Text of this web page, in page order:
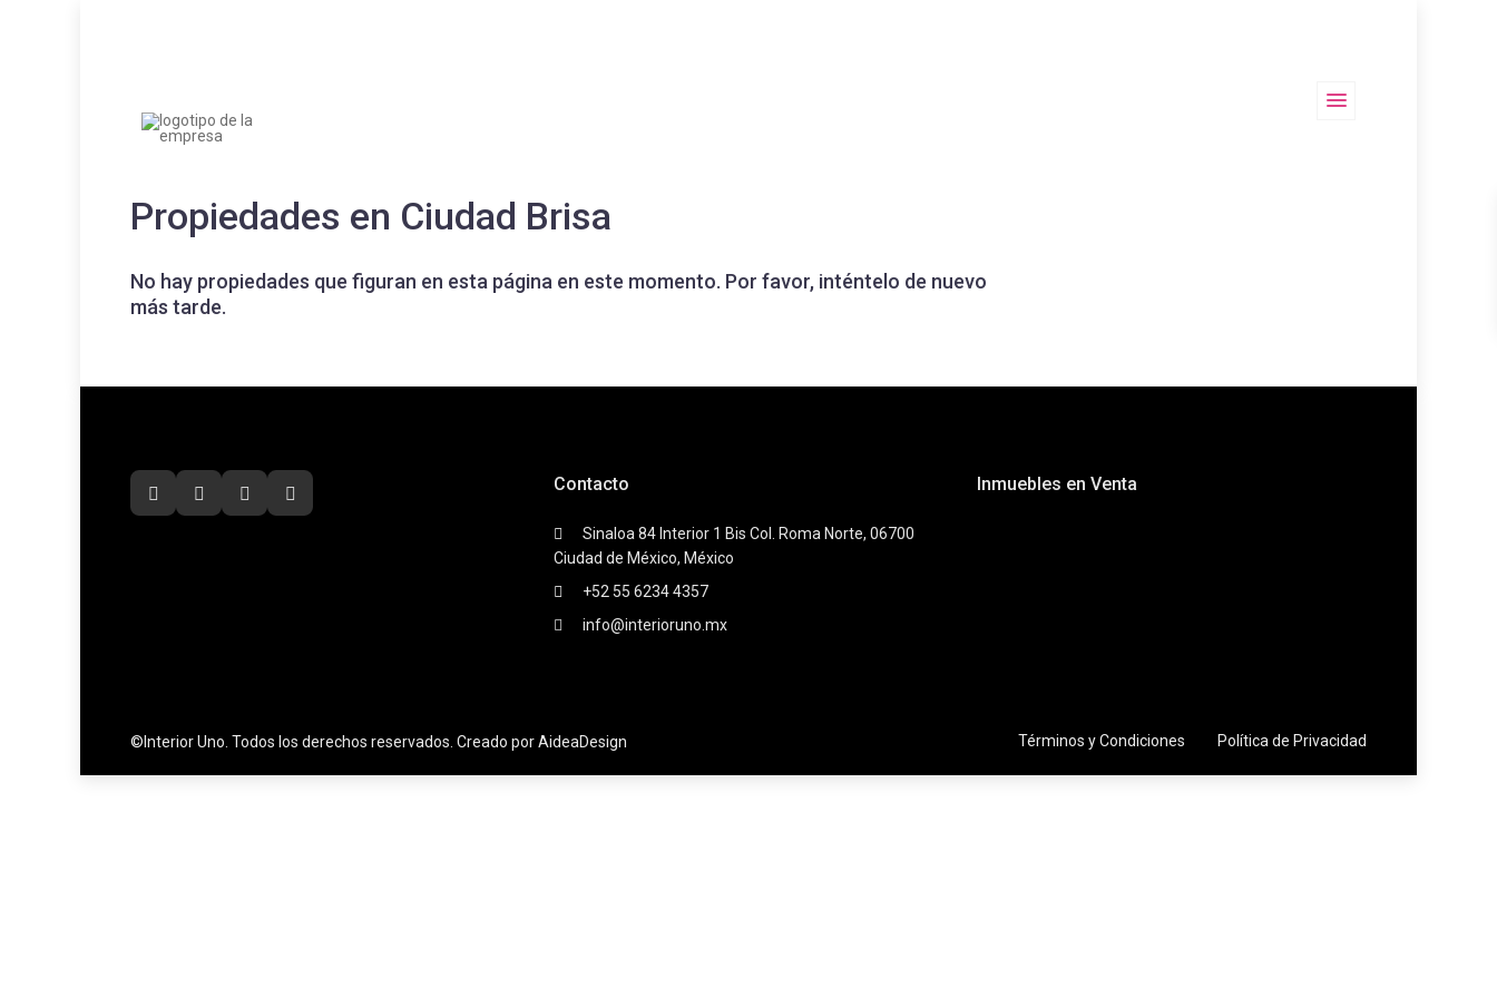
Propiedades en Ciudad Brisa
No hay propiedades que figuran en esta página en este momento. Por favor, inténtelo de nuevo
más tarde.
Contacto
Sinaloa 84 Interior 1 Bis Col. Roma Norte, 06700
Ciudad de México, México
+52 55 6234 4357
info@interioruno.mx
Inmuebles en Venta
©Interior Uno. Todos los derechos reservados. Creado por AideaDesign Términos y Condiciones Política de Privacidad